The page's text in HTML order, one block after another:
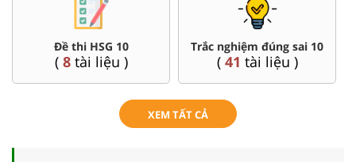
Đề thi HSG 10
( 8tài liệu )
Trắc nghiệm đúng sai 10
( 41 tài liệu )
XEM TẤT CẢ